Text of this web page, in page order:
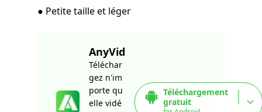
● Petite taille et léger
AnyVid
Téléchar
gez n'im
porte qu
elle vidé
Téléchargement
gratuit